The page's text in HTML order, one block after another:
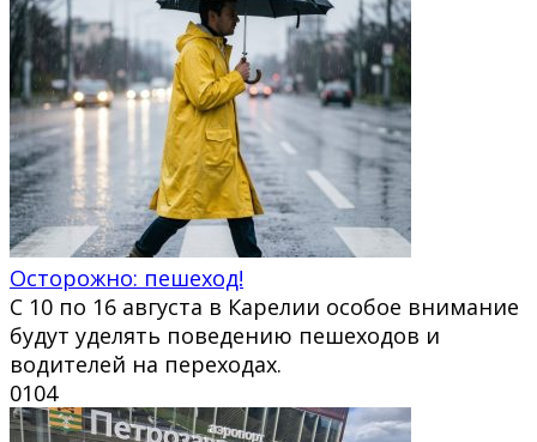
Осторожно: пешеход!
С 10 по 16 августа в Карелии особое внимание
будут уделять поведению пешеходов и
водителей на переходах.
0104